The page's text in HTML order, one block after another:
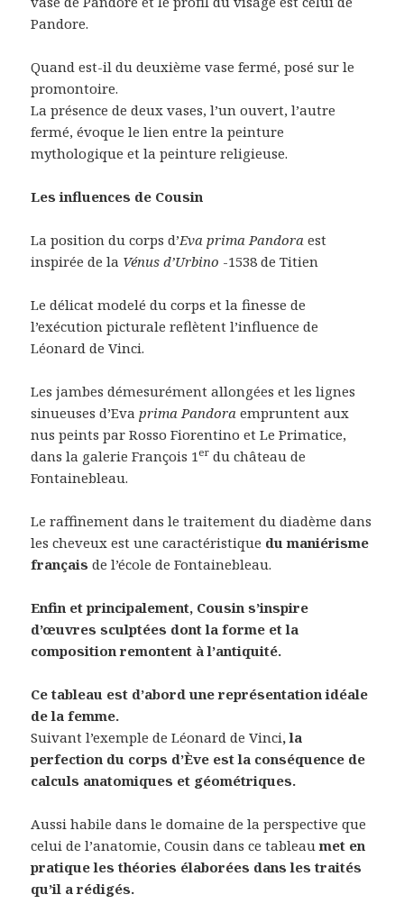
Pandore.
Quand est-il du deuxième vase fermé, posé sur le
promontoire.
La présence de deux vases, l’un ouvert, l’autre
fermé, évoque le lien entre la peinture
mythologique et la peinture religieuse.
Les influences de Cousin
La position du corps d’Eva prima Pandoraest
inspirée de la Vénus d’Urbino -1538 de Titien
Le délicat modelé du corps et la finesse de
l’exécution picturale reflètent l’influence de
Léonard de Vinci.
Les jambes démesurément allongées et les lignes
sinueuses d’Eva prima Pandoraempruntent aux
nus peints par Rosso Fiorentino et Le Primatice,
dans la galerie François 1er du château de
Fontainebleau.
Le raffinement dans le traitement du diadème dans
les cheveux est une caractéristique du maniérisme
français de l’école de Fontainebleau.
Enfin et principalement, Cousin s’inspire
d’œuvres sculptées dont la forme et la
composition remontent à l’antiquité.
Ce tableau est d’abord une représentation idéale
de la femme.
Suivant l’exemple de Léonard de Vinci, la
perfection du corps d’Ève est la conséquence de
calculs anatomiques et géométriques.
Aussi habile dans le domaine de la perspective que
celui de l’anatomie, Cousin dans ce tableaumet en
pratique les théories élaborées dans les traités
qu’il a rédigés.